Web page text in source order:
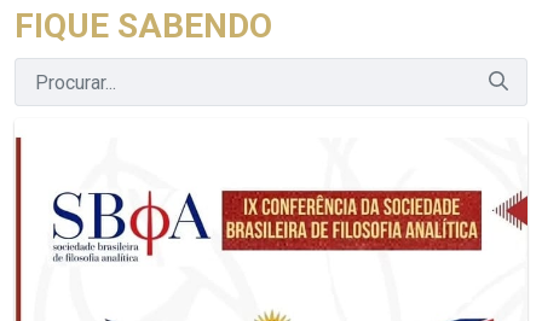
FIQUE SABENDO